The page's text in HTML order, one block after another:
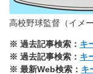
高校野球監督（イメー
※ 過去記事検索： キ
※ 過去記事検索： キ
※ 最新Web検索： キ